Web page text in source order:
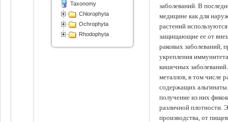
заболеваний. В
медицине как для
растений
защищающие ее от
раковых заболеваний,
укрепления
кишечных
металлов, в том числе
содержащих
получение из них
различной плотности.
производства, от
Taxonomy
Chlorophyta
Ochrophyta
Rhodophyta